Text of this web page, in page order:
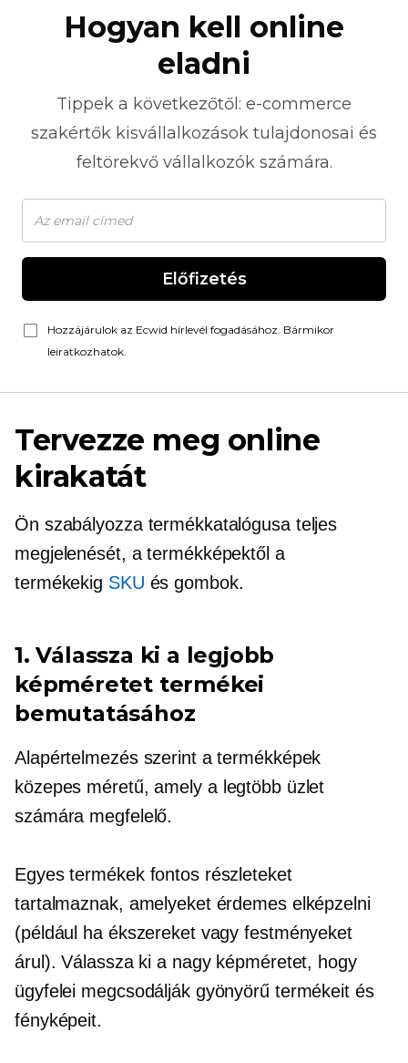
Hogyan kell online
eladni
Tippek a következőtől: e-commerce
szakértők kisvállalkozások tulajdonosai és
feltörekvő vállalkozók számára.
Előfizetés
Hozzájárulok az Ecwid hírlevél fogadásához. Bármikor
leiratkozhatok.
Tervezze meg online
kirakatát
Ön szabályozza termékkatalógusa teljes
megjelenését, a termékképektől a
termékekig SKU és gombok.
1. Válassza ki a legjobb
képméretet termékei
bemutatásához
Alapértelmezés szerint a termékképek
közepes méretű, amely a legtöbb üzlet
számára megfelelő.
Egyes termékek fontos részleteket
tartalmaznak, amelyeket érdemes elképzelni
(például ha ékszereket vagy festményeket
árul). Válassza ki a nagy képméretet, hogy
ügyfelei megcsodálják gyönyörű termékeit és
fényképeit.